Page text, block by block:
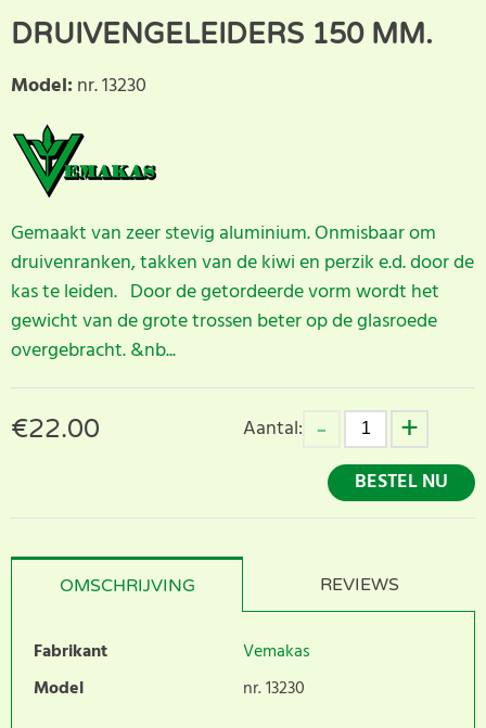
DRUIVENGELEIDERS 150 MM.
Model: nr. 13230
Gemaakt van zeer stevig aluminium. Onmisbaar om
druivenranken, takken van de kiwi en perzik e.d. door de
kas te leiden. Door de getordeerde vorm wordt het
gewicht van de grote trossen beter op de glasroede
overgebracht. &nb...
€22.00
Aantal:
BESTEL NU
OMSCHRIJVING REVIEWS
Fabrikant
Vemakas
Model
nr. 13230